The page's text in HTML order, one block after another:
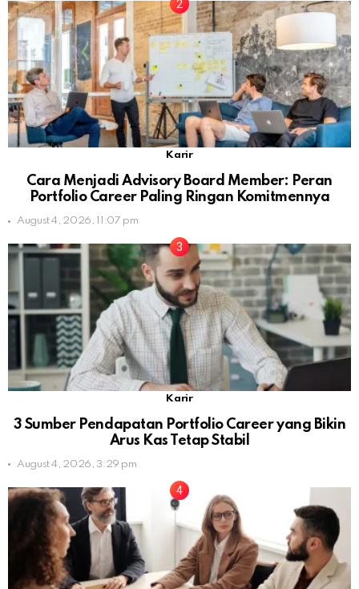
Karir
Cara Menjadi Advisory Board Member: Peran
Portfolio Career Paling Ringan Komitmennya
August 4, 2026, 11:07 pm
Karir
3 Sumber Pendapatan Portfolio Career yang Bikin
Arus Kas Tetap Stabil
August 4, 2026, 3:29 pm